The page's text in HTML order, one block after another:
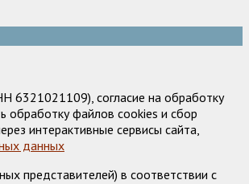
6321021109), согласие на обработку
обработку файлов cookies и сбор
интерактивные сервисы сайта,
данных
представителей) в соответствии с